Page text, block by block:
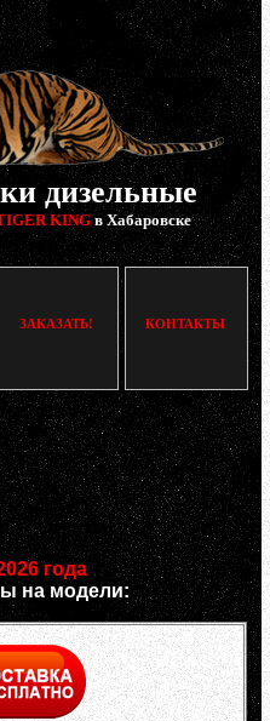
дизельные
KINGв Хабаровске
ЗАКАЗАТЬ! КОНТАКТЫ
года
на модели: